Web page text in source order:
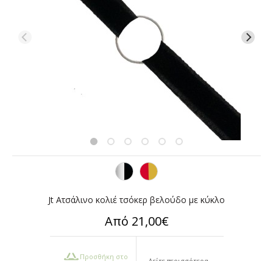
Jt Ατσάλινο κολιέ τσόκερ βελούδο με κύκλο
Από 21,00€
Προσθήκη στο